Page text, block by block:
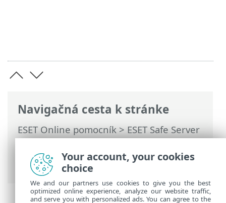
Navigačná cesta k stránke
ESET Online pomocník>ESET Safe Server
>Práca s programom ESET Safe Server>
Nástroje
>Plánovač> Dialógové okná –
plánovač > Podrobnosti úlohy
Your account, your cookies
choice
We and our partners use cookies to give you the best
optimized online experience, analyze our website traffic,
and serve you with personalized ads. You can agree to the